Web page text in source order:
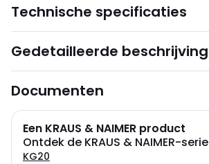
Technische specificaties
Gedetailleerde beschrijving
Documenten
Een KRAUS & NAIMER product
Ontdek de KRAUS & NAIMER-serie
KG20